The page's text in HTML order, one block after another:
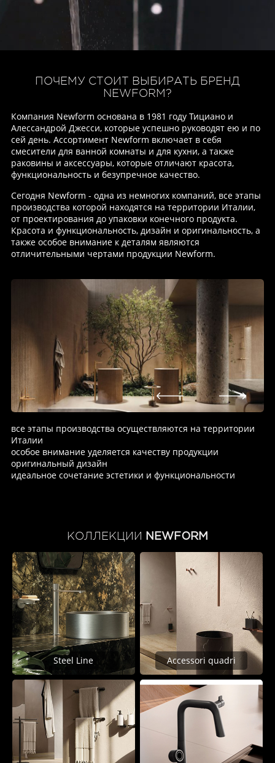
Компания Newform основана в 1981 году Тициано и
Алессандрой Джесси, которые успешно руководят ею и по
сей день. Ассортимент Newform включает в себя
смесители для ванной комнаты и для кухни, а также
раковины и аксессуары, которые отличают красота,
функциональность и безупречное качество.
Сегодня Newform - одна из немногих компаний, все этапы
производства которой находятся на территории Италии,
от проектирования до упаковки конечного продукта.
Красота и функциональность, дизайн и оригинальность, а
также особое внимание к деталям являются
отличительными чертами продукции Newform.
ПОЧЕМУ СТОИТ ВЫБИРАТЬ БРЕНД
NEWFORM?
все этапы производства осуществляются на территории
Италии
особое внимание уделяется качеству продукции
оригинальный дизайн
идеальное сочетание эстетики и функциональности
КОЛЛЕКЦИИ NEWFORM
Steel Line Accessori quadri